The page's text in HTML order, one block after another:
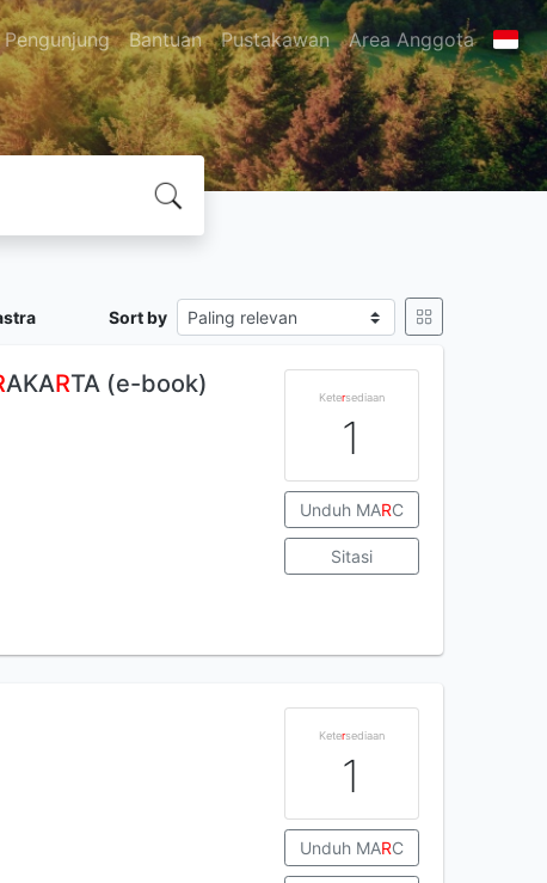
Pengunjung Bantuan Pustakawan Area Anggota
Sort by
AKARTA (e-book) Ketersediaan
1
Unduh MARC
Sitasi
Ketersediaan
1
Unduh MARC